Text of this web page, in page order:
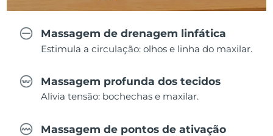
Massagem de drenagem linfática
Estimula a circulação: olhos e linha do maxilar.
Massagem profunda dos tecidos
Alivia tensão: bochechas e maxilar.
Massagem de pontos de ativação